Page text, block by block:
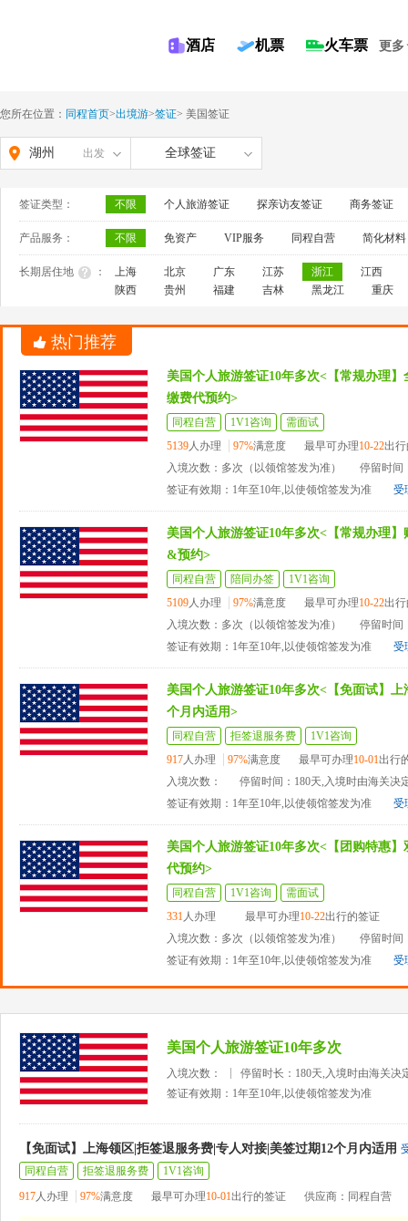
酒店 机票 火车票 更多
您所在位置： 同程首页>出境游>签证> 美国签证
湖州 出发 全球签证
签证类型： 不限 个人旅游签证 探亲访友签证 商务签证
产品服务： 不限 免资产 VIP服务 同程自营 简化材料
长期居住地 ： 上海 北京 广东 江苏 浙江
江西
陕西
贵州 福建 吉林 黑龙江 重庆
热门推荐
美国个人旅游签证10年多次<【常规办理
缴费代预约>
同程自营 1V1咨询
需面试
5139人办理 97%满意度 最早可办理10-22出
入境次数：多次（以领馆签发为准）
停留时间
签证有效期：1年至10年,以使领馆签发为准
受
美国个人旅游签证10年多次<【常规办理
&预约>
同程自营 陪同办签
1V1咨询
5109人办理 97%满意度 最早可办理10-22出
入境次数：多次（以领馆签发为准）
停留时间
签证有效期：1年至10年,以使领馆签发为准
受
美国个人旅游签证10年多次<【免面试】
个月内适用>
同程自营 拒签退服务费
1V1咨询
917人办理 97%满意度 最早可办理10-01出行
入境次数：
停留时间：180天,入境时由海关决
签证有效期：1年至10年,以使领馆签发为准
受
美国个人旅游签证10年多次<【团购特惠
代预约>
同程自营 1V1咨询
需面试
331人办理 最早可办理10-22出行的签证
入境次数：多次（以领馆签发为准）
停留时间
签证有效期：1年至10年,以使领馆签发为准
受
美国个人旅游签证10年多次
入境次数：
停留时长：180天,入境时由海关决
签证有效期：1年至10年,以使领馆签发为准
【免面试】上海领区|拒签退服务费|专人对接|美签过期12个月内适用
同程自营
拒签退服务费
1V1咨询
917人办理 97%满意度 最早可办理10-01出行的签证 供应商：同程自营